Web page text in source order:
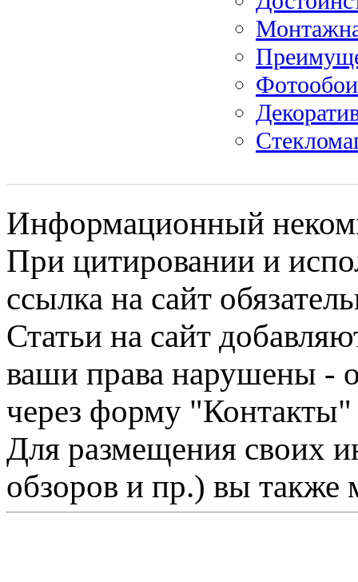
Информационный
При цитировании и
ссылка на сайт
Статьи на сайт
ваши права нарушены -
через форму "Контакты"
Для размещения своих
обзоров и пр.) вы также